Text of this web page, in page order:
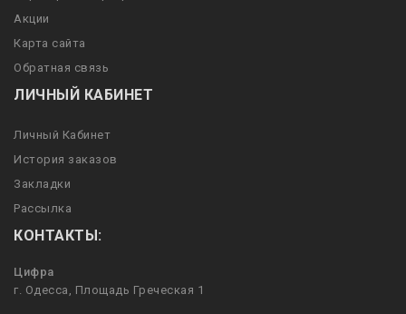
Акции
Карта сайта
Обратная связь
ЛИЧНЫЙ КАБИНЕТ
Личный Кабинет
История заказов
Закладки
Рассылка
КОНТАКТЫ:
Цифра
г. Одесса, Площадь Греческая 1